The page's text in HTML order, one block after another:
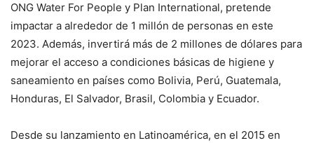
ONG Water For People y Plan International, pretende
impactar a alrededor de 1 millón de personas en este
2023. Además, invertirá más de 2 millones de dólares para
mejorar el acceso a condiciones básicas de higiene y
saneamiento en países como Bolivia, Perú, Guatemala,
Honduras, El Salvador, Brasil, Colombia y Ecuador.
Desde su lanzamiento en Latinoamérica, en el 2015 en